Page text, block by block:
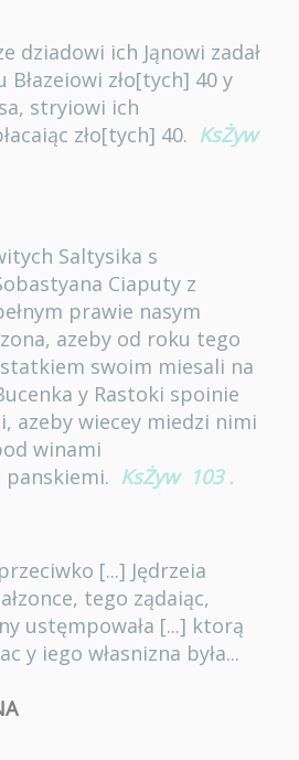
dziadowi ich Jąnowi zadał
Błazeiowi zło[tych] 40 y
stryiowi ich
zło[tych] 40. KsŻyw
Saltysika s
Ciaputy z
prawie nasym
azeby od roku tego
swoim miesali na
y Rastoki spoinie
azeby wiecey miedzi nimi
winami
KsŻyw 103 .
[...] Jędrzeia
tego ządaiąc,
ustęmpowała [...] ktorą
y iego własnizna była...